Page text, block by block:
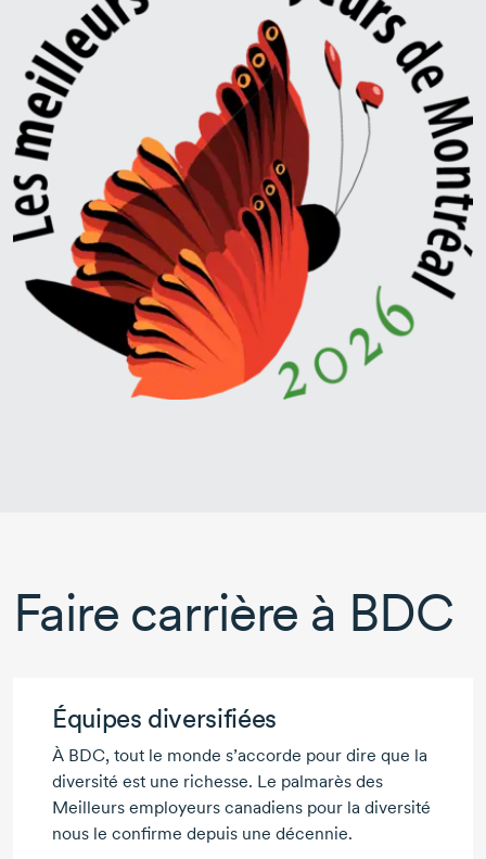
Faire carrière à BDC
Équipes diversifiées
À BDC, tout le monde s’accorde pour dire que la
diversité est une richesse. Le palmarès des
Meilleurs employeurs canadiens pour la diversité
nous le confirme depuis une décennie.